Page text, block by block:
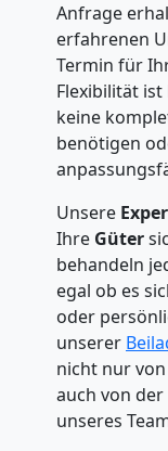
Anfrage
erfahrenen
Termin für
Flexibilität
keine
benötigen
Unsere
Ihre Güter
behandeln
egal ob es
oder
unserer
nicht nur
auch von
unseres